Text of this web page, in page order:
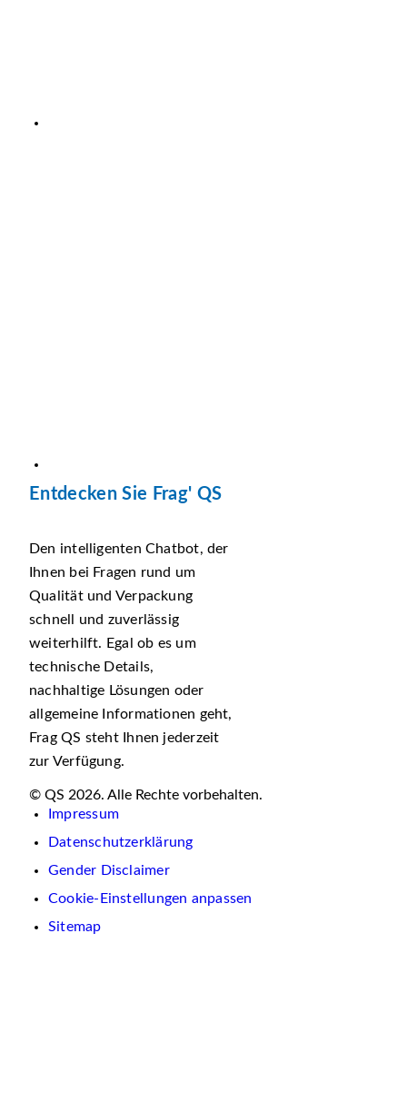
Entdecken Sie Frag' QS
Den intelligenten Chatbot, der
Ihnen bei Fragen rund um
Qualität und Verpackung
schnell und zuverlässig
weiterhilft. Egal ob es um
technische Details,
nachhaltige Lösungen oder
allgemeine Informationen geht,
Frag QS steht Ihnen jederzeit
zur Verfügung.
© QS 2026. Alle Rechte vorbehalten.
Impressum
Datenschutzerklärung
Gender Disclaimer
Cookie-Einstellungen anpassen
Sitemap